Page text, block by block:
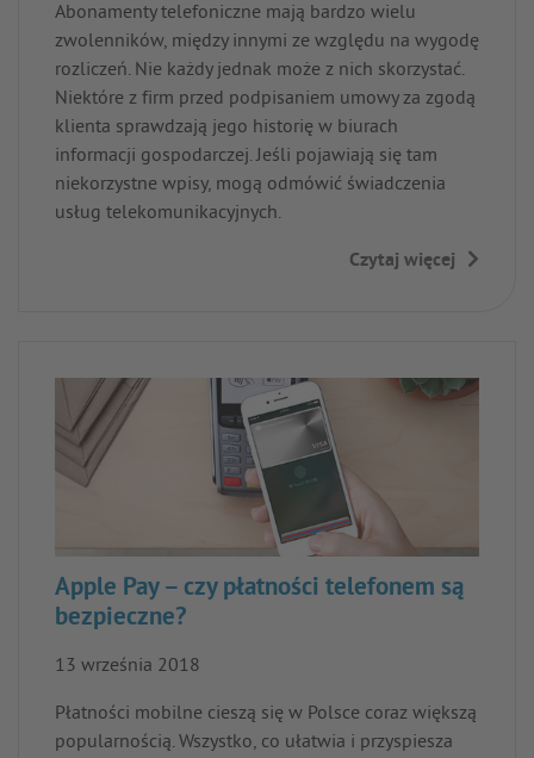
Abonamenty telefoniczne mają bardzo wielu
zwolenników, między innymi ze względu na wygodę
rozliczeń. Nie każdy jednak może z nich skorzystać.
Niektóre z firm przed podpisaniem umowy za zgodą
klienta sprawdzają jego historię w biurach
informacji gospodarczej. Jeśli pojawiają się tam
niekorzystne wpisy, mogą odmówić świadczenia
usług telekomunikacyjnych.
Czytaj więcej
Apple Pay – czy płatności telefonem są
bezpieczne?
13 września 2018
Płatności mobilne cieszą się w Polsce coraz większą
popularnością. Wszystko, co ułatwia i przyspiesza